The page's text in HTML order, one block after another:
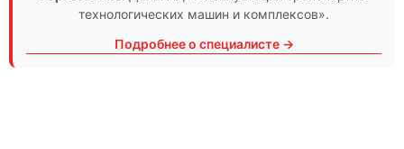
технологических машин и комплексов».
Подробнее о специалисте →